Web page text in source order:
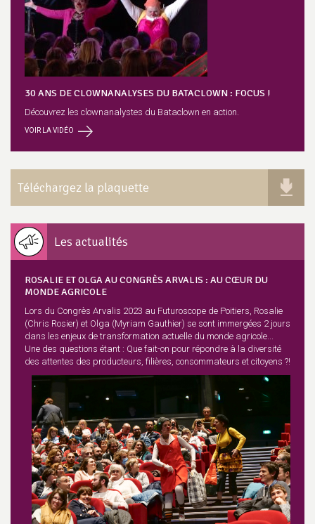
30 ANS DE CLOWNANALYSES DU BATACLOWN : FOCUS !
Découvrez les clownanalystes du Bataclown en action.
VOIR LA VIDÉO
Téléchargez la plaquette
Les actualités
ROSALIE ET OLGA AU CONGRÈS ARVALIS : AU CŒUR DU
MONDE AGRICOLE
Lors du Congrès Arvalis 2023 au Futuroscope de Poitiers, Rosalie
(Chris Rosier) et Olga (Myriam Gauthier) se sont immergées 2 jours
dans les enjeux de transformation actuelle du monde agricole...
Une des questions étant : Que fait-on pour répondre à la diversité
des attentes des producteurs, filières, consommateurs et citoyens ?!